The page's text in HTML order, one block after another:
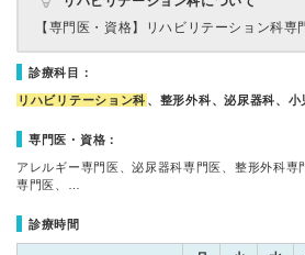
【専門医・資格】
リハビリテーション科専
診療科目：
リハビリテーション科 、整形外科、泌尿器科、小
専門医・資格：
アレルギー専門医、泌尿器科専門医、整形外科専
専門医、…
診療時間